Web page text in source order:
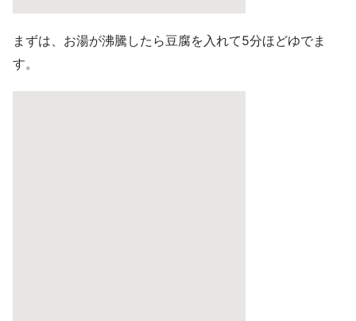
まずは、お湯が沸騰したら豆腐を入れて5分ほどゆでま
す。